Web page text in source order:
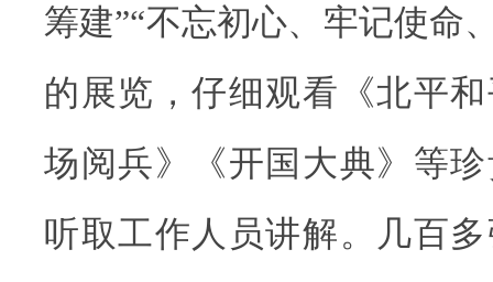
筹建”“不忘初心、牢记使命
的展览，仔细观看《北平
场阅兵》《开国大典》等
听取工作人员讲解。几百